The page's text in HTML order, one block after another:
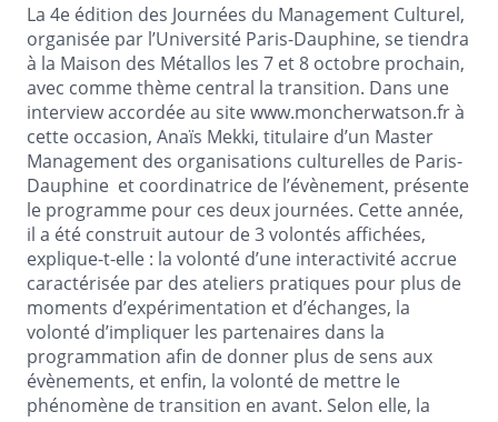
La 4e édition des Journées du Management Culturel,
organisée par l’Université Paris-Dauphine, se tiendra
à la Maison des Métallos les 7 et 8 octobre prochain,
avec comme thème central la transition. Dans une
interview accordée au site www.moncherwatson.fr à
cette occasion, Anaïs Mekki, titulaire d’un Master
Management des organisations culturelles de Paris-
Dauphine et coordinatrice de l’évènement, présente
le programme pour ces deux journées. Cette année,
il a été construit autour de 3 volontés affichées,
explique-t-elle : la volonté d’une interactivité accrue
caractérisée par des ateliers pratiques pour plus de
moments d’expérimentation et d’échanges, la
volonté d’impliquer les partenaires dans la
programmation afin de donner plus de sens aux
évènements, et enfin, la volonté de mettre le
phénomène de transition en avant. Selon elle, la